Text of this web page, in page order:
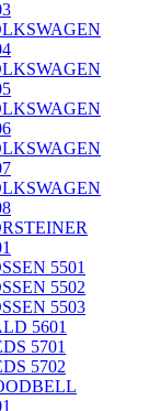
5501
5502
5503
5601
5701
5702